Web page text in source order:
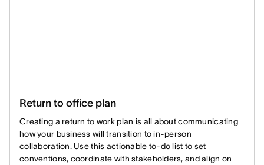
Return to office plan
Creating a return to work plan is all about communicating
how your business will transition to in-person
collaboration. Use this actionable to-do list to set
conventions, coordinate with stakeholders, and align on